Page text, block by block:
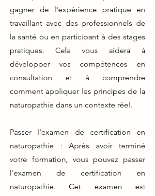
gagner de l'expérience pratique en
travaillant avec des professionnels de
la santé ou en participant à des stages
pratiques. Cela vous aidera à
développer vos compétences en
consultation et à comprendre
comment appliquer les principes de la
naturopathie dans un contexte réel.
Passer l'examen de certification en
naturopathie : Après avoir terminé
votre formation, vous pouvez passer
l'examen de certification en
naturopathie. Cet examen est